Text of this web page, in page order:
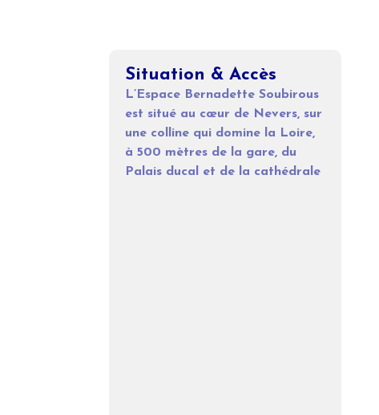
Situation & Accès
L’Espace Bernadette Soubirous
est situé au cœur de Nevers, sur
une colline qui domine la Loire,
à 500 mètres de la gare, du
Palais ducal et de la cathédrale